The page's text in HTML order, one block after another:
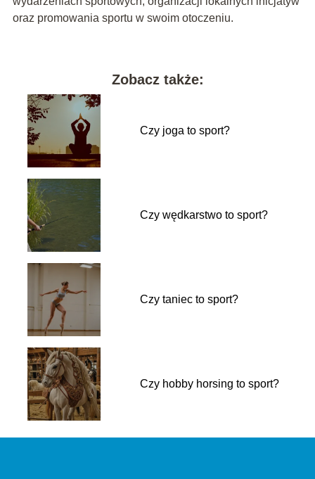
oraz promowania sportu w swoim otoczeniu.
Zobacz także:
Czy joga to sport?
Czy wędkarstwo to sport?
Czy taniec to sport?
Czy hobby horsing to sport?